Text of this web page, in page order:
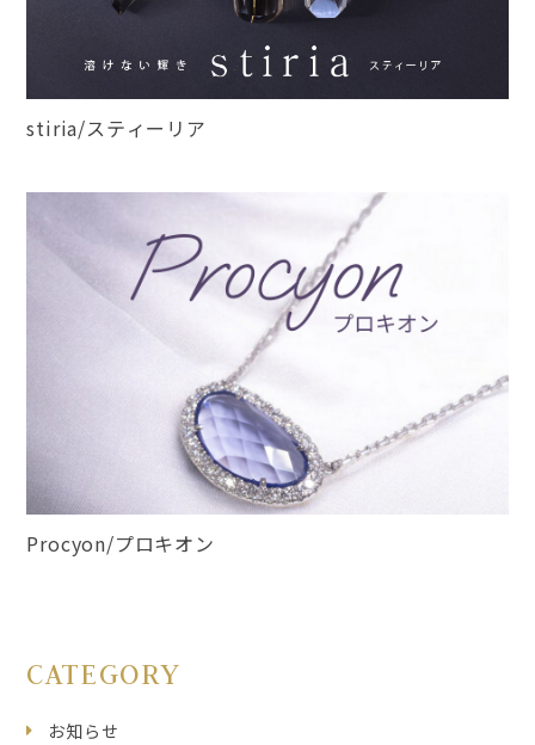
stiria/スティーリア
Procyon/プロキオン
CATEGORY
お知らせ